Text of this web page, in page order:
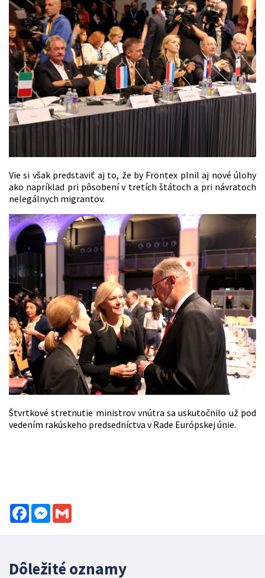
Vie si však predstaviť aj to, že by Frontex plnil aj nové úlohy
ako napríklad pri pôsobení v tretích štátoch a pri návratoch
nelegálnych migrantov.
Štvrtkové stretnutie ministrov vnútra sa uskutočnilo už pod
vedením rakúskeho predsedníctva v Rade Európskej únie.
FacebookMessenger
Dôležité oznamy